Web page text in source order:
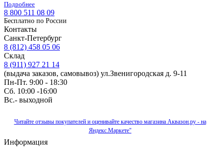
Подробнее
8 800 511 08 09
Бесплатно по Роcсии
Контакты
Санкт-Петербург
8 (812) 458 05 06
Склад
8 (911) 927 21 14
(выдача заказов, самовывоз) ул.Звенигородская д. 9-11
Пн-Пт. 9:00 - 18:30
Сб. 10:00 -16:00
Вс.- выходной
Читайте отзывы покупателей и оценивайте качество магазина Аквазон.ру - на
Яндекс.Маркете"
Информация